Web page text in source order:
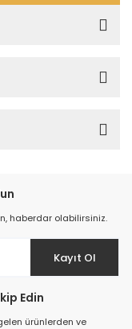
haberdar olabilirsiniz.
Kayıt Ol
Edin
ürünlerden ve